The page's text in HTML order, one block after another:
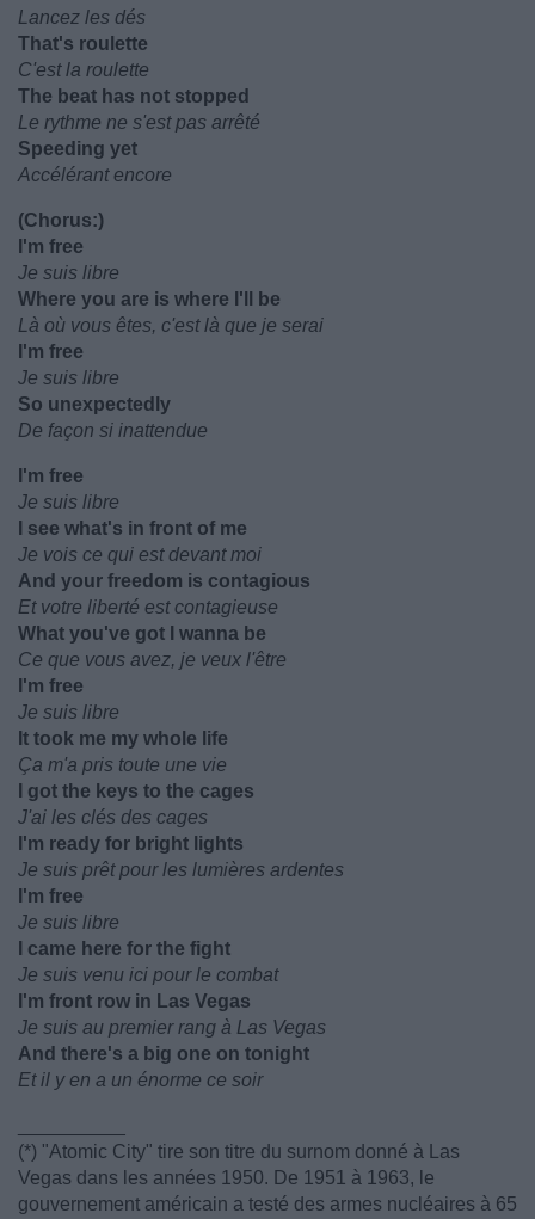
Lancez les dés
That's roulette
C'est la roulette
The beat has not stopped
Le rythme ne s'est pas arrêté
Speeding yet
Accélérant encore
(Chorus:)
I'm free
Je suis libre
Where you are is where I'll be
Là où vous êtes, c'est là que je serai
I'm free
Je suis libre
So unexpectedly
De façon si inattendue
I'm free
Je suis libre
I see what's in front of me
Je vois ce qui est devant moi
And your freedom is contagious
Et votre liberté est contagieuse
What you've got I wanna be
Ce que vous avez, je veux l'être
I'm free
Je suis libre
It took me my whole life
Ça m'a pris toute une vie
I got the keys to the cages
J'ai les clés des cages
I'm ready for bright lights
Je suis prêt pour les lumières ardentes
I'm free
Je suis libre
I came here for the fight
Je suis venu ici pour le combat
I'm front row in Las Vegas
Je suis au premier rang à Las Vegas
And there's a big one on tonight
Et il y en a un énorme ce soir
(*) "Atomic City" tire son titre du surnom donné à Las
Vegas dans les années 1950. De 1951 à 1963, le
gouvernement américain a testé des armes nucléaires à 65